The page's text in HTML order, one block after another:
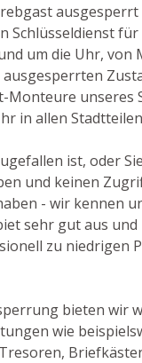
ausgesperrt
Schlüsseldienst
um die Uhr, von
Monteure unseres
in allen
ist, oder
und keinen
- wir kennen
sehr gut aus
zu niedrigen
bieten wir
wie